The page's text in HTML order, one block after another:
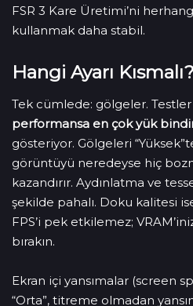
FSR 3 Kare Üretimi’ni
kullanmak daha stabil.
Hangi Ayarı Kısmalı?
Tek cümlede: gölgeler. Testler
performansa en çok yük
gösteriyor. Gölgeleri
görüntüyü neredeyse hiç
kazandırır. Aydınlatma ve
şekilde pahalı. Doku kalitesi
FPS’i pek etkilemez;
bırakın.
Ekran içi yansımalar (screen
“Orta”, titreme olmadan